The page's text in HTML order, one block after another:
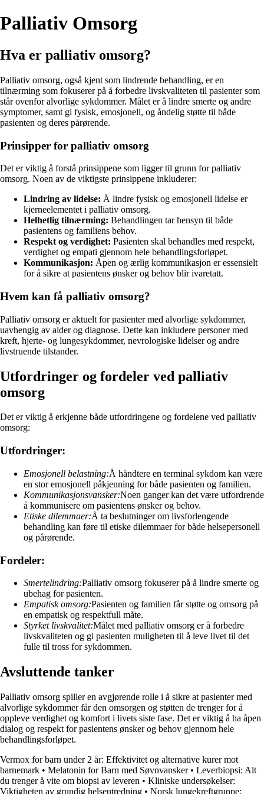
Palliativ Omsorg
Hva er palliativ omsorg?
Palliativ omsorg, også kjent som lindrende behandling, er en
tilnærming som fokuserer på å forbedre livskvaliteten til pasienter som
står ovenfor alvorlige sykdommer. Målet er å lindre smerte og andre
symptomer, samt gi fysisk, emosjonell, og åndelig støtte til både
pasienten og deres pårørende.
Prinsipper for palliativ omsorg
Det er viktig å forstå prinsippene som ligger til grunn for palliativ
omsorg. Noen av de viktigste prinsippene inkluderer:
Lindring av lidelse: Å lindre fysisk og emosjonell lidelse er
kjerneelementet i palliativ omsorg.
Helhetlig tilnærming: Behandlingen tar hensyn til både
pasientens og familiens behov.
Respekt og verdighet: Pasienten skal behandles med respekt,
verdighet og empati gjennom hele behandlingsforløpet.
Kommunikasjon: Åpen og ærlig kommunikasjon er essensielt
for å sikre at pasientens ønsker og behov blir ivaretatt.
Hvem kan få palliativ omsorg?
Palliativ omsorg er aktuelt for pasienter med alvorlige sykdommer,
uavhengig av alder og diagnose. Dette kan inkludere personer med
kreft, hjerte- og lungesykdommer, nevrologiske lidelser og andre
livstruende tilstander.
Utfordringer og fordeler ved palliativ
omsorg
Det er viktig å erkjenne både utfordringene og fordelene ved palliativ
omsorg:
Utfordringer:
Emosjonell belastning:Å håndtere en terminal sykdom kan være
en stor emosjonell påkjenning for både pasienten og familien.
Kommunikasjonsvansker:Noen ganger kan det være utfordrende
å kommunisere om pasientens ønsker og behov.
Etiske dilemmaer:Å ta beslutninger om livsforlengende
behandling kan føre til etiske dilemmaer for både helsepersonell
og pårørende.
Fordeler:
Smertelindring:Palliativ omsorg fokuserer på å lindre smerte og
ubehag for pasienten.
Empatisk omsorg:Pasienten og familien får støtte og omsorg på
en empatisk og respektfull måte.
Styrket livskvalitet:Målet med palliativ omsorg er å forbedre
livskvaliteten og gi pasienten muligheten til å leve livet til det
fulle til tross for sykdommen.
Avsluttende tanker
Palliativ omsorg spiller en avgjørende rolle i å sikre at pasienter med
alvorlige sykdommer får den omsorgen og støtten de trenger for å
oppleve verdighet og komfort i livets siste fase. Det er viktig å ha åpen
dialog og respekt for pasientens ønsker og behov gjennom hele
behandlingsforløpet.
Vermox for barn under 2 år: Effektivitet og alternative kurer mot
barnemark • Melatonin for Barn med Søvnvansker• Leverbiopsi: Alt
du trenger å vite om biopsi av leveren • Kliniske undersøkelser:
Viktigheten av grundig helseutredning • Norsk lungekreftgruppe: